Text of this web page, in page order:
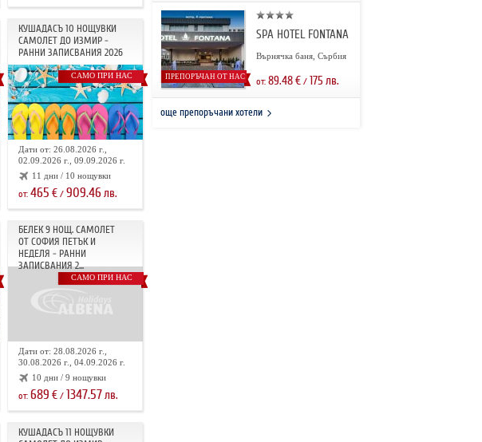
КУШАДАСЪ 10 НОЩУВКИ
САМОЛЕТ ДО ИЗМИР -
РАННИ ЗАПИСВАНИЯ 2026
САМО ПРИ НАС
Дати от: 26.08.2026 г.,
02.09.2026 г., 09.09.2026 г.
11 дни / 10 нощувки
от: 465 €/ 909.46лв.
БЕЛЕК 9 НОЩ. САМОЛЕТ
ОТ СОФИЯ ПЕТЪК И
НЕДЕЛЯ - РАННИ
ЗАПИСВАНИЯ 2...
САМО ПРИ НАС
Дати от: 28.08.2026 г.,
30.08.2026 г., 04.09.2026 г.
10 дни / 9 нощувки
от: 689 €/ 1347.57лв.
КУШАДАСЪ 11 НОЩУВКИ
ПРЕПОРЪЧАН ОТ НАС
SPA HOTEL FONTANA
Върнячка баня, Сърбия
от: 89.48€/ 175 лв.
още препоръчани хотели